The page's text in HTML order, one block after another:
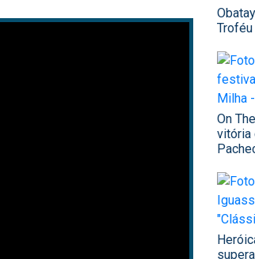
On
vitória